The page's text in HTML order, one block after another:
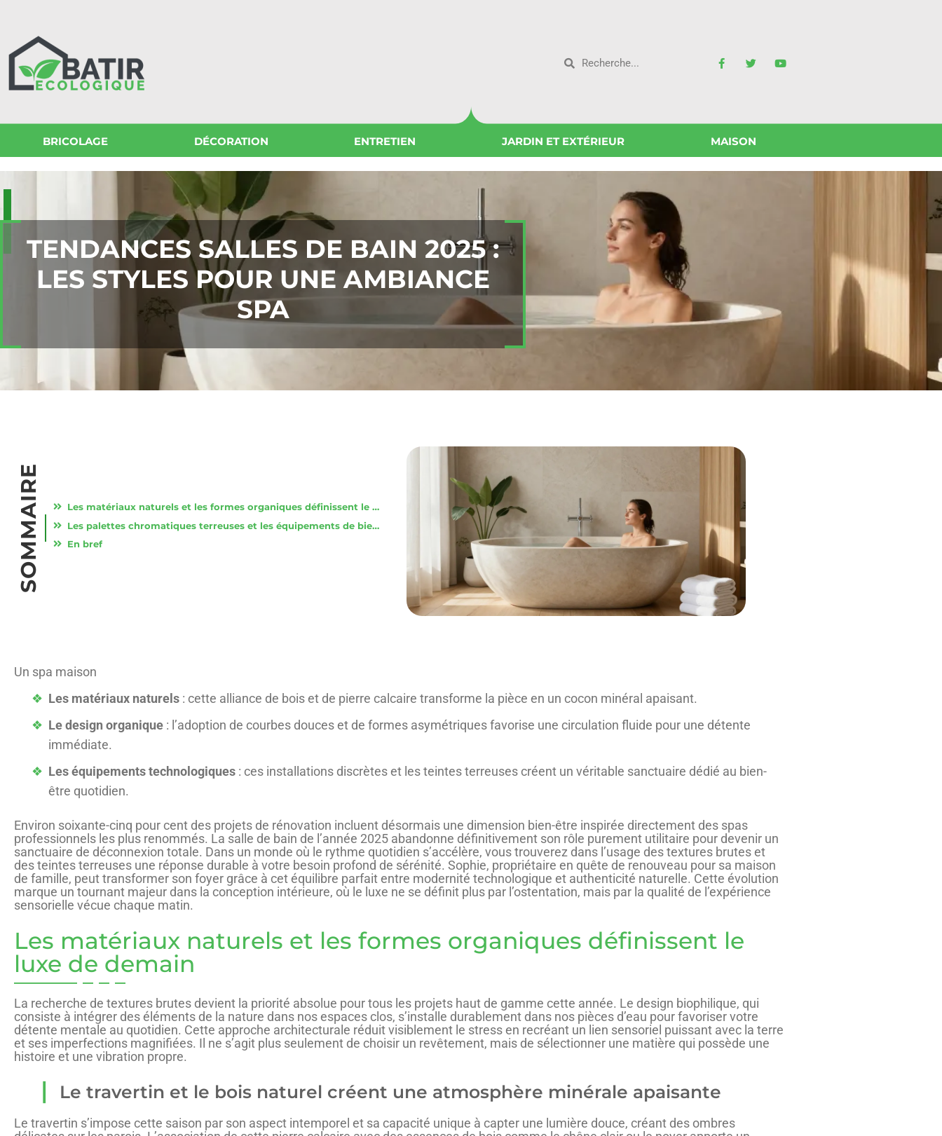
BRICOLAGE DÉCORATION ENTRETIEN JARDIN ET EXTÉRIEUR MAISON
TENDANCES SALLES DE BAIN 2025 :
LES STYLES POUR UNE AMBIANCE
SPA
SOMMAIRE
Les matériaux naturels et les formes organiques définissent le luxe de demain
Les palettes chromatiques terreuses et les équipements de bien-être transforment la pièce
En bref
Un spa maison
Les matériaux naturels : cette alliance de bois et de pierre calcaire transforme la pièce en un cocon minéral apaisant.
Le design organique : l’adoption de courbes douces et de formes asymétriques favorise une circulation fluide pour une détente
immédiate.
Les équipements technologiques : ces installations discrètes et les teintes terreuses créent un véritable sanctuaire dédié au bien-
être quotidien.
Environ soixante-cinq pour cent des projets de rénovation incluent désormais une dimension bien-être inspirée directement des spas
professionnels les plus renommés. La salle de bain de l’année 2025 abandonne définitivement son rôle purement utilitaire pour devenir un
sanctuaire de déconnexion totale. Dans un monde où le rythme quotidien s’accélère, vous trouverez dans l’usage des textures brutes et
des teintes terreuses une réponse durable à votre besoin profond de sérénité. Sophie, propriétaire en quête de renouveau pour sa maison
de famille, peut transformer son foyer grâce à cet équilibre parfait entre modernité technologique et authenticité naturelle. Cette évolution
marque un tournant majeur dans la conception intérieure, où le luxe ne se définit plus par l’ostentation, mais par la qualité de l’expérience
sensorielle vécue chaque matin.
Les matériaux naturels et les formes organiques définissent le
luxe de demain
La recherche de textures brutes devient la priorité absolue pour tous les projets haut de gamme cette année. Le design biophilique, qui
consiste à intégrer des éléments de la nature dans nos espaces clos, s’installe durablement dans nos pièces d’eau pour favoriser votre
détente mentale au quotidien. Cette approche architecturale réduit visiblement le stress en recréant un lien sensoriel puissant avec la terre
et ses imperfections magnifiées. Il ne s’agit plus seulement de choisir un revêtement, mais de sélectionner une matière qui possède une
histoire et une vibration propre.
Le travertin et le bois naturel créent une atmosphère minérale apaisante
Le travertin s’impose cette saison par son aspect intemporel et sa capacité unique à capter une lumière douce, créant des ombres